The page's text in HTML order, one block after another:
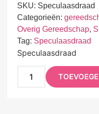
SKU: Speculaasdraad
Categorieën:
Overig Gereedschap,
Tag: Speculaasdraad
Speculaasdraad